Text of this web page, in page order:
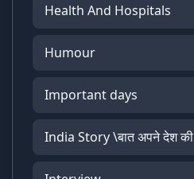
Health And Hospitals
Humour
Important days
India Story \बात अपने देश की